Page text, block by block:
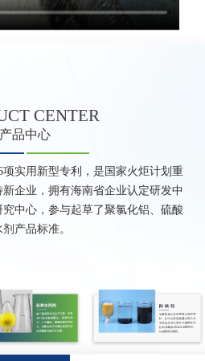
CENTER
产品中心
实用新型专利，是国家火炬计划重
企业，拥有海南省企业认定研发中
中心，参与起草了聚氯化铝、硫酸
产品标准。